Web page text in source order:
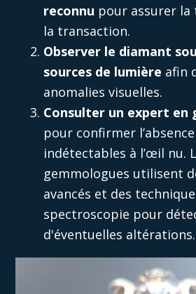
reconnu pour assurer la
la transaction.
Observer le diamant
sources de lumière afin
anomalies visuelles.
Consulter un expert en
pour confirmer
indétectables à l’œil nu.
gemmologues utilisent
avancés et des
spectroscopie pour
d'éventuelles altérations.